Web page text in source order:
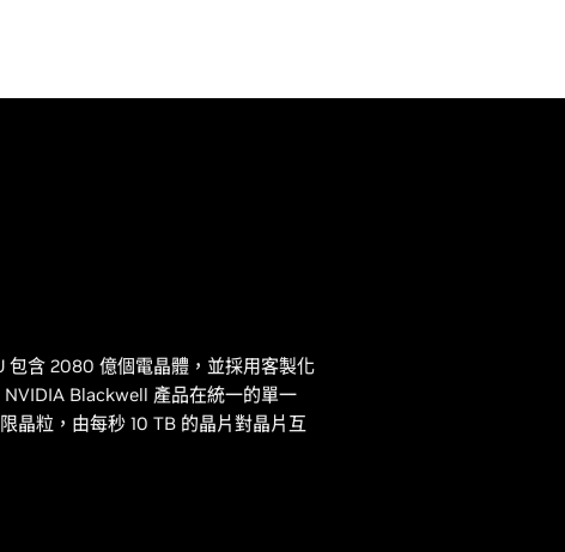
包含 2080 億個電晶體，並採用客製化
Blackwell 產品在統一的單一
晶粒，由每秒 10 TB 的晶片對晶片互